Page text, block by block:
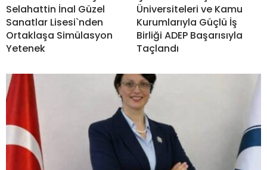
Selahattin İnal Güzel
Sanatlar Lisesi`nden
Ortaklaşa Simülasyon
Yetenek
Üniversiteleri ve Kamu
Kurumlarıyla Güçlü İş
Birliği ADEP Başarısıyla
Taçlandı